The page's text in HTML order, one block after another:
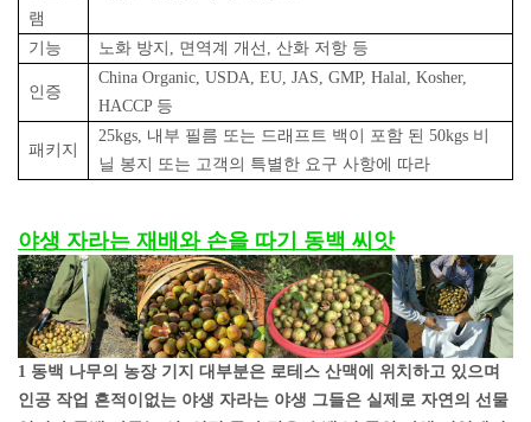
램
기능 노화 방지, 면역계 개선, 산화 저항 등
인증
China Organic, USDA, EU, JAS, GMP, Halal, Kosher,
HACCP 등
패키지
25kgs, 내부 필름 또는 드래프트 백이 포함 된 50kgs 비
닐 봉지 또는 고객의 특별한 요구 사항에 따라
야생 자라는 재배와 손을 따기 동백 씨앗
1 동백 나무의 농장 기지 대부분은 로테스 산맥에 위치하고 있으며
인공 작업 흔적이없는 야생 자라는 야생 그들은 실제로 자연의 선물